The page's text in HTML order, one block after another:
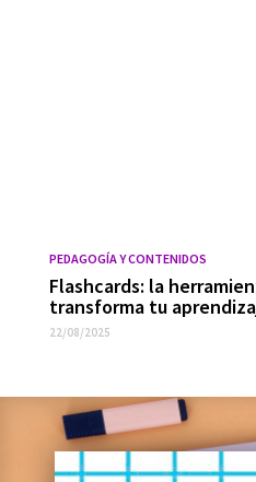
PEDAGOGÍA Y CONTENIDOS
Flashcards: la
transforma tu
22/08/2025